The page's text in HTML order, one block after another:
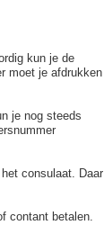
kun je de
moet je afdrukken
je nog steeds
consulaat. Daar
contant betalen.